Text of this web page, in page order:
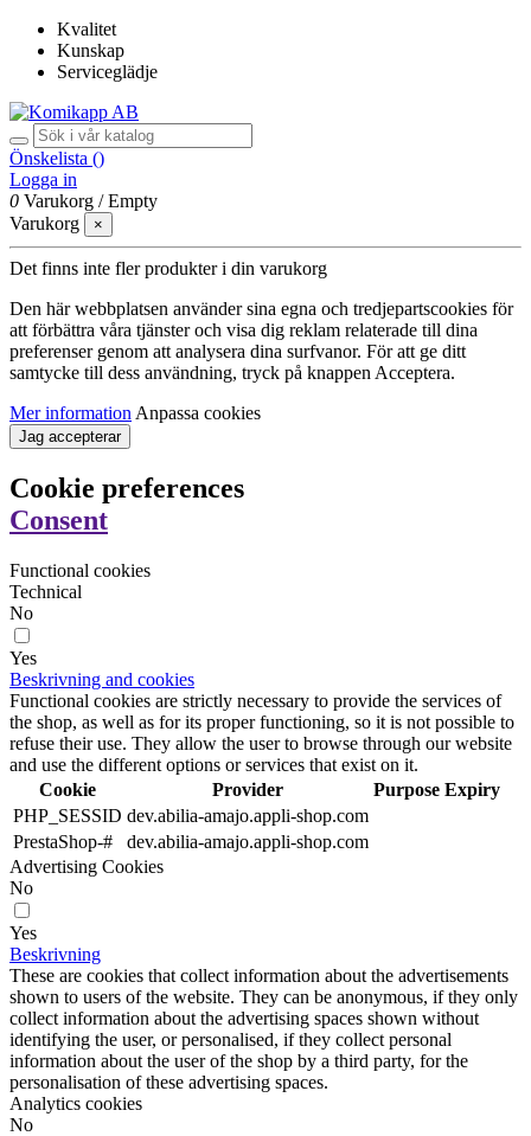
Kvalitet
Kunskap
Serviceglädje
Önskelista ()
Logga in
0 Varukorg /Empty
Varukorg
×
Det finns inte fler produkter i din varukorg
Den här webbplatsen använder sina egna och tredjepartscookies för
att förbättra våra tjänster och visa dig reklam relaterade till dina
preferenser genom att analysera dina surfvanor. För att ge ditt
samtycke till dess användning, tryck på knappen Acceptera.
Mer information Anpassa cookies
Jag accepterar
Cookie preferences
Consent
Functional cookies
Technical
No
Yes
Beskrivning and cookies
Functional cookies are strictly necessary to provide the services of
the shop, as well as for its proper functioning, so it is not possible to
refuse their use. They allow the user to browse through our website
and use the different options or services that exist on it.
Cookie
Provider Purpose Expiry
PHP_SESSID dev.abilia-amajo.appli-shop.com
PrestaShop-#
dev.abilia-amajo.appli-shop.com
Advertising Cookies
No
Yes
Beskrivning
These are cookies that collect information about the advertisements
shown to users of the website. They can be anonymous, if they only
collect information about the advertising spaces shown without
identifying the user, or personalised, if they collect personal
information about the user of the shop by a third party, for the
personalisation of these advertising spaces.
Analytics cookies
No